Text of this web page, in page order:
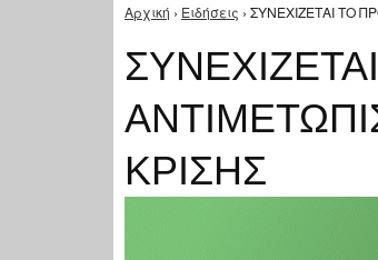
Είστε εδώ
Αρχική › Ειδήσεις › ΣΥΝΕΧΙΖΕΤΑΙ ΤΟ
ΚΡΙΣΗΣ